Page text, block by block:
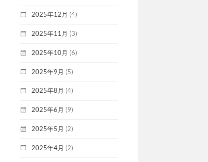
2025年12月 (4)
2025年11月 (3)
2025年10月 (6)
2025年9月 (5)
2025年8月 (4)
2025年6月 (9)
2025年5月 (2)
2025年4月 (2)